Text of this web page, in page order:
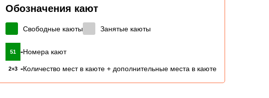
Обозначения кают
Свободные каюты Занятые каюты
51 -Номера кают
2+3 -Количество мест в каюте + дополнительные места в каюте